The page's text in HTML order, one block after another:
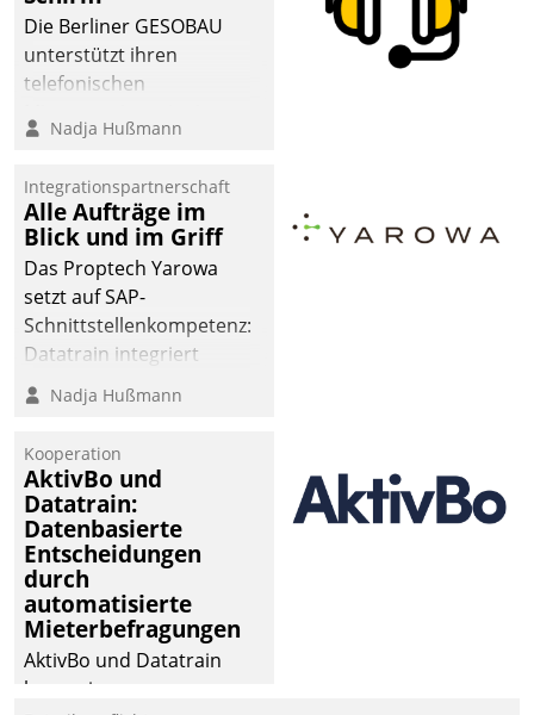
abgeben – rund um die
Uhr.
Die Berliner GESOBAU
unterstützt ihren
telefonischen
digitalen Cockpit, das
passende Fragen und
Schlagworte auswirft.
Eine intuitive
Dialogführung ermöglicht
dem externen
Serviceteam, Anrufe von
Mietenden zügiger und
effizienter zu bearbeiten.
Nadja Hußmann
Integrationspartnerschaft
Alle Aufträge im
Blick und im Griff
Das Proptech Yarowa
setzt auf SAP-
Schnittstellenkompetenz:
Datatrain integriert
Yarowas Portal zur
Vergabe und Verwaltung
operativen
Instandhaltung in die
SAP-Systemlandschaft
deutscher
Wohnungsunternehmen
– und beschleunigt damit
den Weg vom
Mieteranliegen zum
Nadja Hußmann
Kooperation
AktivBo und
Datatrain:
Datenbasierte
Entscheidungen
durch
automatisierte
Mieterbefragungen
AktivBo und Datatrain
kooperieren –